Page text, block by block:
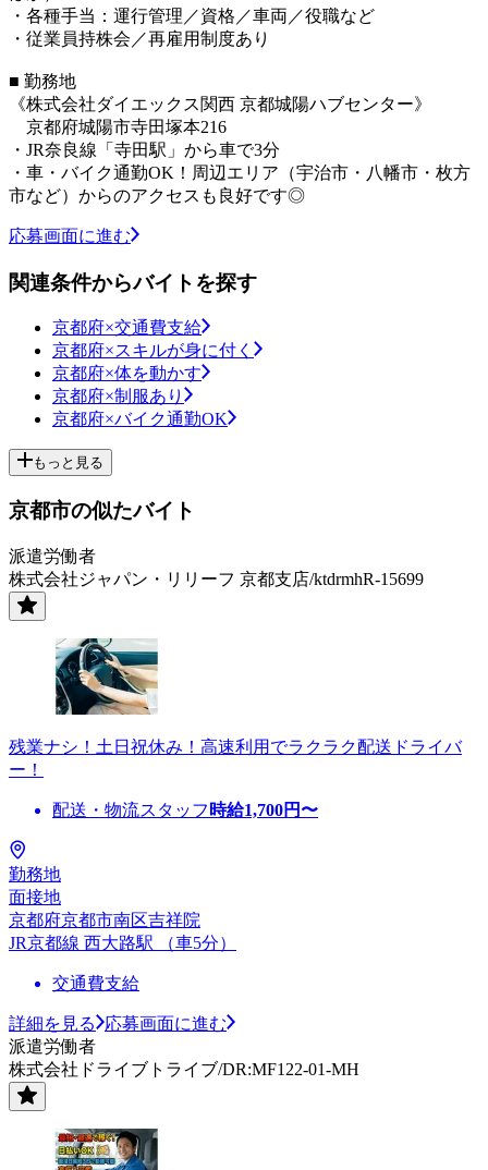
・各種手当：運行管理／資格／車両／役職など
・従業員持株会／再雇用制度あり
■ 勤務地
《株式会社ダイエックス関西 京都城陽ハブセンター》
京都府城陽市寺田塚本216
・JR奈良線「寺田駅」から車で3分
・車・バイク通勤OK！周辺エリア（宇治市・八幡市・枚方
市など）からのアクセスも良好です◎
応募画面に進む
関連条件からバイトを探す
京都府×交通費支給
京都府×スキルが身に付く
京都府×体を動かす
京都府×制服あり
京都府×バイク通勤OK
もっと見る
京都市の似たバイト
派遣労働者
株式会社ジャパン・リリーフ 京都支店/ktdrmhR-15699
残業ナシ！土日祝休み！高速利用でラクラク配送ドライバ
ー！
配送・物流スタッフ 時給1,700円〜
勤務地
面接地
京都府京都市南区吉祥院
JR京都線 西大路駅 （車5分）
交通費支給
詳細を見る
応募画面に進む
派遣労働者
株式会社ドライブトライブ/DR:MF122-01-MH